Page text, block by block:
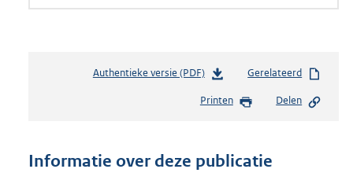
Authentieke versie (PDF)b
s
n
Gerelateerd
Printen Delen
Informatie over deze publicatie